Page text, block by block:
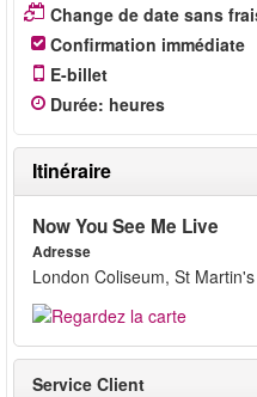
Change de date sans
Confirmation immédiate
E-billet
Durée: heures
Itinéraire
Now You See Me Live
Adresse
London Coliseum, St
Service Client